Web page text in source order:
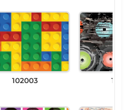
102003